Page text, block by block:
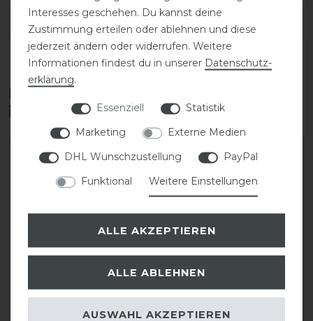
DETAILS ZUR PRODUKTSICHERHEIT
Diese Produkte könnten dich auch
interessieren
Schockemöhle Reithose
Eleonore II Kniegrip
-40%
Schockemöhle Sports
Damen Reithose Loretta
Interesses geschehen. Du kannst deine
Zustimmung erteilen oder ablehnen und diese
jederzeit ändern oder widerrufen. Weitere
Informationen findest du in unserer Daten­schutz­
erklärung.
Essenziell
Statistik
Marketing
Externe Medien
DHL Wunschzustellung
PayPal
Funktional
Weitere Einstellungen
ALLE AKZEPTIEREN
ALLE ABLEHNEN
AUSWAHL AKZEPTIEREN